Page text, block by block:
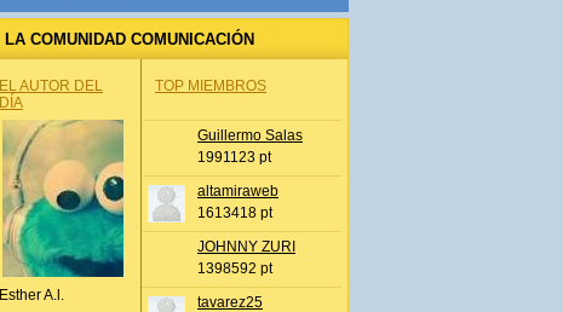
LA COMUNIDAD COMUNICACIÓN
EL AUTOR DEL
DÍA
Esther A.l.
TOP MIEMBROS
Guillermo Salas
1991123 pt
altamiraweb
1613418 pt
JOHNNY ZURI
1398592 pt
tavarez25